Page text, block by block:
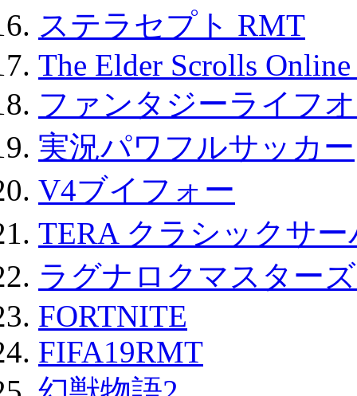
ステラセプト RMT
The Elder Scrolls
ファンタジーライフ
実況パワフルサッカー
V4ブイフォー
TERA クラシックサ
ラグナロクマスター
FORTNITE
FIFA19RMT